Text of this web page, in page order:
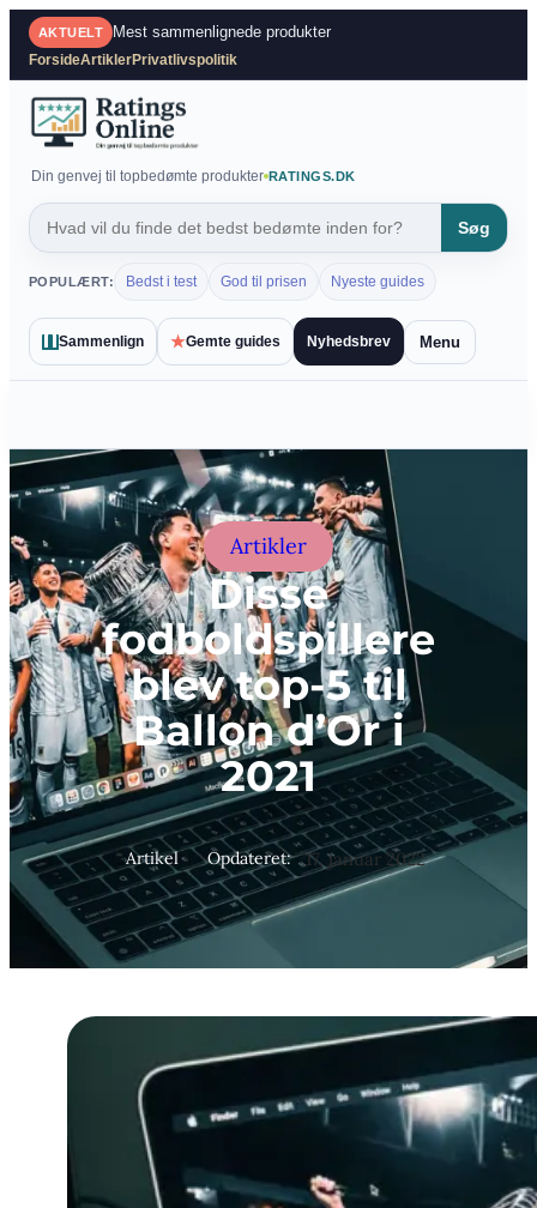
Spring
indhold
AKTUELT Mest sammenlignede produkter
ForsideArtiklerPrivatlivspolitik
Din genvej til topbedømte produkter RATINGS.DK
Søg
POPULÆRT: Bedst i test God til prisen Nyeste guides
Sammenlign ★Gemte guides Nyhedsbrev Menu
Artikler
Disse
fodboldspillere
blev top-5 til
Ballon d’Or i
2021
Artikel Opdateret: 17. januar 2022